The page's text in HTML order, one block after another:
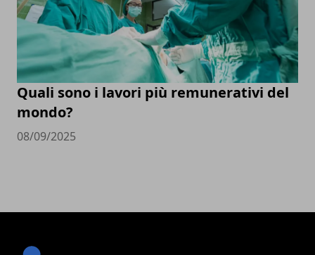
Quali sono i lavori più remunerativi del
mondo?
08/09/2025